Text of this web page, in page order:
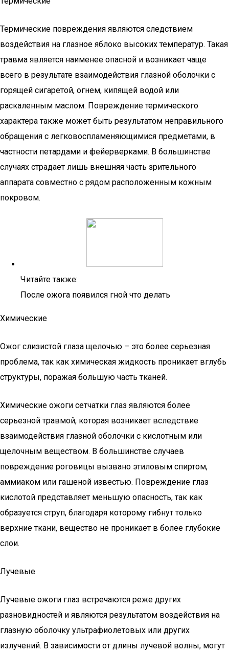
Термические повреждения являются следствием
воздействия на глазное яблоко высоких температур. Такая
травма является наименее опасной и возникает чаще
всего в результате взаимодействия глазной оболочки с
горящей сигаретой, огнем, кипящей водой или
раскаленным маслом. Повреждение термического
характера также может быть результатом неправильного
обращения с легковоспламеняющимися предметами, в
частности петардами и фейерверками. В большинстве
случаях страдает лишь внешняя часть зрительного
аппарата совместно с рядом расположенным кожным
покровом.
Читайте также:
После ожога появился гной что делать
Химические
Ожог слизистой глаза щелочью – это более серьезная
проблема, так как химическая жидкость проникает вглубь
структуры, поражая большую часть тканей.
Химические ожоги сетчатки глаз являются более
серьезной травмой, которая возникает вследствие
взаимодействия глазной оболочки с кислотным или
щелочным веществом. В большинстве случаев
повреждение роговицы вызвано этиловым спиртом,
аммиаком или гашеной известью. Повреждение глаз
кислотой представляет меньшую опасность, так как
образуется струп, благодаря которому гибнут только
верхние ткани, вещество не проникает в более глубокие
слои.
Лучевые
Лучевые ожоги глаз встречаются реже других
разновидностей и являются результатом воздействия на
глазную оболочку ультрафиолетовых или других
излучений. В зависимости от длины лучевой волны, могут